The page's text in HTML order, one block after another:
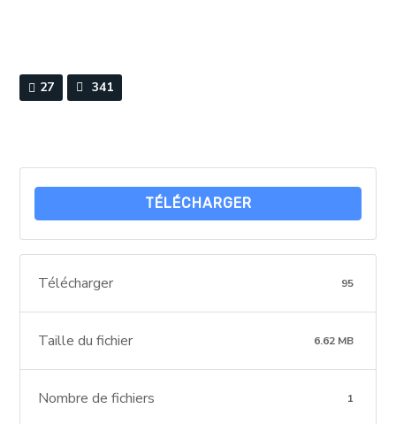
27 341
TÉLÉCHARGER
Télécharger 95
Taille du fichier 6.62 MB
Nombre de fichiers 1